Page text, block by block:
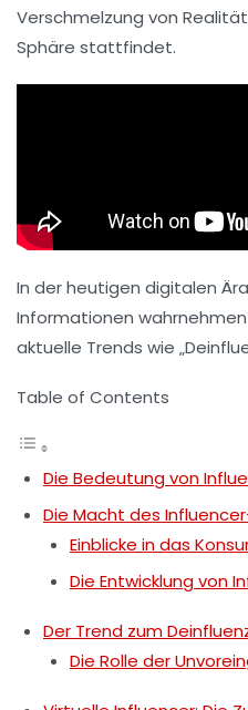
Verschmelzung von
Sphäre stattfindet.
In der heutigen digitalen
Informationen
aktuelle Trends wie
Table of Contents
Die Bedeutung von
Die Macht des
Einblicke in das
Die Entwicklung von
Der Trend zum
Die Rolle der